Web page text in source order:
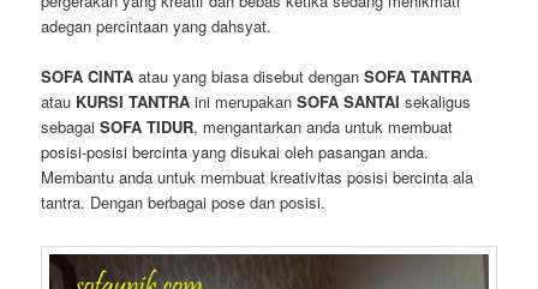
adegan percintaan yang dahsyat.
SOFA CINTA atau yang biasa disebut denganSOFA TANTRA
atau KURSI TANTRA ini merupakanSOFA SANTAI sekaligus
sebagaiSOFA TIDUR, mengantarkan anda untuk membuat
posisi-posisi bercinta yang disukai oleh pasangan anda.
Membantu anda untuk membuat kreativitas posisi bercinta ala
tantra. Dengan berbagai pose dan posisi.